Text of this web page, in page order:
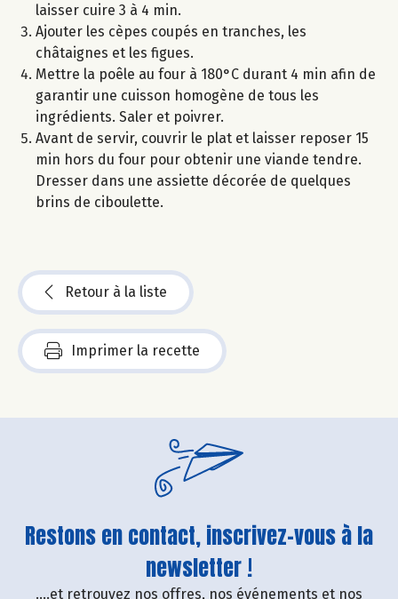
laisser cuire 3 à 4 min.
Ajouter les cèpes coupés en tranches, les
châtaignes et les figues.
Mettre la poêle au four à 180°C durant 4 min afin de
garantir une cuisson homogène de tous les
ingrédients. Saler et poivrer.
Avant de servir, couvrir le plat et laisser reposer 15
min hors du four pour obtenir une viande tendre.
Dresser dans une assiette décorée de quelques
brins de ciboulette.
Retour à la liste
Imprimer la recette
Restons en contact, inscrivez-vous à la
newsletter !
....et retrouvez nos offres, nos événements et nos